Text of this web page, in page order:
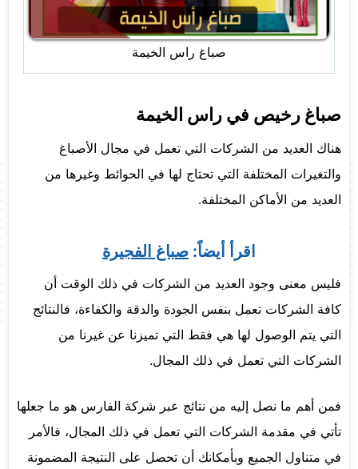
صباغ راس الخيمة
صباغ رخيص في راس الخيمة
هناك العديد من الشركات التي تعمل في مجال الأصباغ
والتغيرات المختلفة التي تحتاج لها في الحوائط وغيرها من
العديد من الأماكن المختلفة.
اقرأ أيضاً: صباغ الفجيرة
فليس معنى وجود العديد من الشركات في ذلك الوقت أن
كافة الشركات تعمل بنفس الجودة والدقة والكفاءة، فالنتائج
التي يتم الوصول لها هي فقط التي تميزنا عن غيرنا من
الشركات التي تعمل في ذلك المجال.
فمن أهم ما نصل إليه من نتائج عبر شركة الفارس هو ما جعلها
تأتي في مقدمة الشركات التي تعمل في ذلك المجال، فالأمر
في متناول الجميع وبأمكانك أن تحصل على النتيجة المضمونة